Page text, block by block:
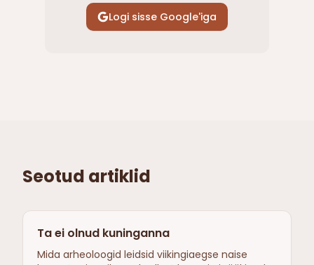
Logi sisse Google'iga
Seotud artiklid
Ta ei olnud kuninganna
Mida arheoloogid leidsid viikingiaegse naise